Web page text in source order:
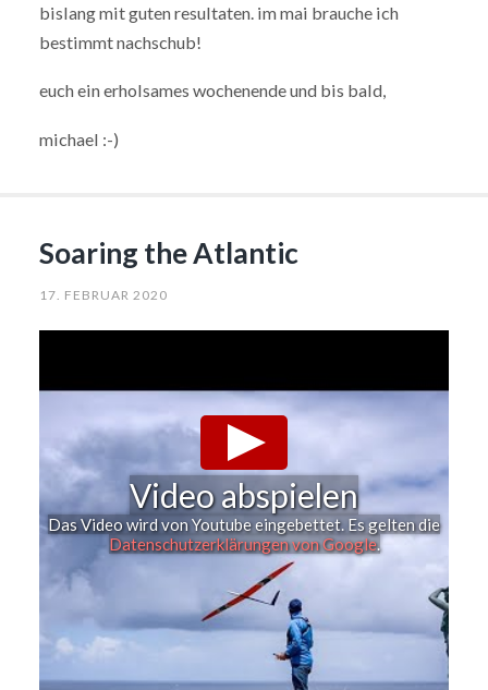
bislang mit guten resultaten. im mai brauche ich
bestimmt nachschub!
euch ein erholsames wochenende und bis bald,
michael :-)
Soaring the Atlantic
17. FEBRUAR 2020
Video abspielen
Das Video wird von Youtube eingebettet. Es gelten die
Datenschutzerklärungen von Google.